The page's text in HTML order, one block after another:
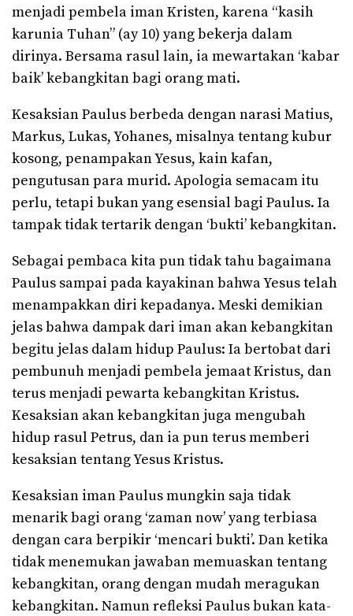
menjadi pembela iman Kristen, karena “kasih
karunia Tuhan” (ay 10) yang bekerja dalam
dirinya. Bersama rasul lain, ia mewartakan ‘kabar
baik’ kebangkitan bagi orang mati.
Kesaksian Paulus berbeda dengan narasi Matius,
Markus, Lukas, Yohanes, misalnya tentang kubur
kosong, penampakan Yesus, kain kafan,
pengutusan para murid. Apologia semacam itu
perlu, tetapi bukan yang esensial bagi Paulus. Ia
tampak tidak tertarik dengan ‘bukti’ kebangkitan.
Sebagai pembaca kita pun tidak tahu bagaimana
Paulus sampai pada kayakinan bahwa Yesus telah
menampakkan diri kepadanya. Meski demikian
jelas bahwa dampak dari iman akan kebangkitan
begitu jelas dalam hidup Paulus: Ia bertobat dari
pembunuh menjadi pembela jemaat Kristus, dan
terus menjadi pewarta kebangkitan Kristus.
Kesaksian akan kebangkitan juga mengubah
hidup rasul Petrus, dan ia pun terus memberi
kesaksian tentang Yesus Kristus.
Kesaksian iman Paulus mungkin saja tidak
menarik bagi orang ‘zaman now’ yang terbiasa
dengan cara berpikir ‘mencari bukti’. Dan ketika
tidak menemukan jawaban memuaskan tentang
kebangkitan, orang dengan mudah meragukan
kebangkitan. Namun refleksi Paulus bukan kata-